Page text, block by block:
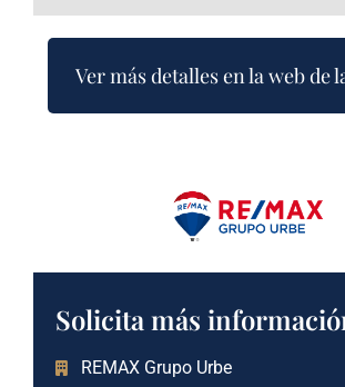
Ver más detalles en la web de
Solicita más
REMAX Grupo Urbe